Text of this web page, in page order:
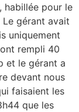
habillée pour le
Le gérant avait
uniquement
rempli 40
et le gérant a
devant nous
faisaient les
que les